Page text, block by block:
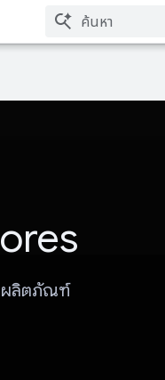
ผลิตภัณฑ์